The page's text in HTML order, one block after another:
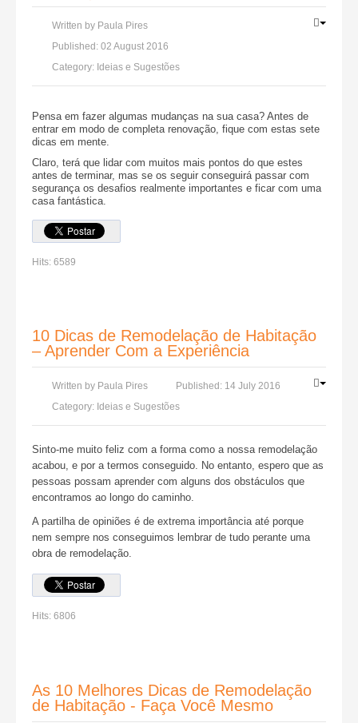
Written by Paula Pires
Published: 02 August 2016
Category: Ideias e Sugestões
Pensa em fazer algumas mudanças na sua casa? Antes de
entrar em modo de completa renovação, fique com estas sete
dicas em mente.
Claro, terá que lidar com muitos mais pontos do que estes
antes de terminar, mas se os seguir conseguirá passar com
segurança os desafios realmente importantes e ficar com uma
casa fantástica.
Hits: 6589
10 Dicas de Remodelação de Habitação
– Aprender Com a Experiência
Written by Paula Pires Published: 14 July 2016
Category: Ideias e Sugestões
Sinto-me muito feliz com a forma como a nossa remodelação
acabou, e por a termos conseguido. No entanto, espero que as
pessoas possam aprender com alguns dos obstáculos que
encontramos ao longo do caminho.
A partilha de opiniões é de extrema importância até porque
nem sempre nos conseguimos lembrar de tudo perante uma
obra de remodelação.
Hits: 6806
As 10 Melhores Dicas de Remodelação
de Habitação - Faça Você Mesmo